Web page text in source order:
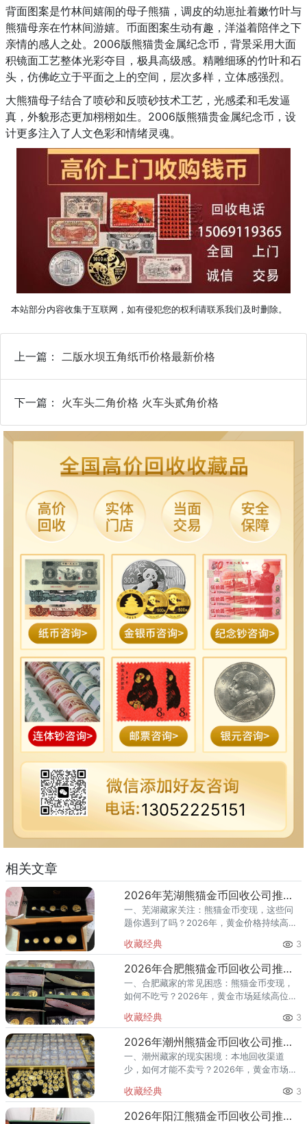
背面图案是竹林间嬉闹的母子熊猫，调皮的幼崽扯着嫩竹叶与
熊猫母亲在竹林间游嬉。币面图案生动有趣，洋溢着陪伴之下
亲情的感人之处。2006版熊猫贵金属纪念币，背景采用大面
积镜面工艺整体光彩夺目，极具高级感。精雕细琢的竹叶和石
头，仿佛屹立于平面之上的空间，层次多样，立体感强烈。
大熊猫母子结合了喷砂和反喷砂技术工艺，光感柔和毛发逼
真，外貌形态更加栩栩如生。2006版熊猫贵金属纪念币，设
计更多注入了人文色彩和情绪灵魂。
本站部分内容收集于互联网，如有侵犯您的权利请联系我们及时删除。
上一篇： 二版水坝五角纸币价格最新价格
下一篇： 火车头二角价格 火车头贰角价格
13052225151
相关文章
2026年芜湖熊猫金币回收公司推荐 芜湖本地哪里回收更靠谱？
一、芜湖藏家关注：熊猫金币变现，这些问
题你遇到了吗？2026年，黄金价格持续高位
资和收藏价值，深受市场青睐。最新回收行
情显示，30克熊猫金币回
收藏经典 3
2026年合肥熊猫金币回收公司推荐 合肥哪里回收价格高？
一、合肥藏家的常见困惑：熊猫金币变现，
如何不吃亏？2026年，黄金市场延续高位震
投资保值与艺术收藏双重属性，一直是贵金
属市场的热门品种。202
收藏经典 3
2026年潮州熊猫金币回收公司推荐 潮州本地找不到专业渠道怎么办
一、潮州藏家的现实困境：本地回收渠道
少，如何才能不卖亏？2026年，黄金市场延
5598美元/盎司的历史高点后持续波动。熊猫
金币作为兼具投资与
收藏经典 3
2026年阳江熊猫金币回收公司推荐：本地没有专业渠道怎么办？